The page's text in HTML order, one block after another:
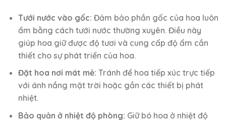
Tưới nước vào gốc: Đảm bảo phần gốc của hoa luôn
ẩm bằng cách tưới nước thường xuyên. Điều này
giúp hoa giữ được độ tươi và cung cấp độ ẩm cần
thiết cho sự phát triển của hoa.
Đặt hoa nơi mát mẻ: Tránh để hoa tiếp xúc trực tiếp
với ánh nắng mặt trời hoặc gần các thiết bị phát
nhiệt.
Bảo quản ở nhiệt độ phòng: Giữ bó hoa ở nhiệt độ